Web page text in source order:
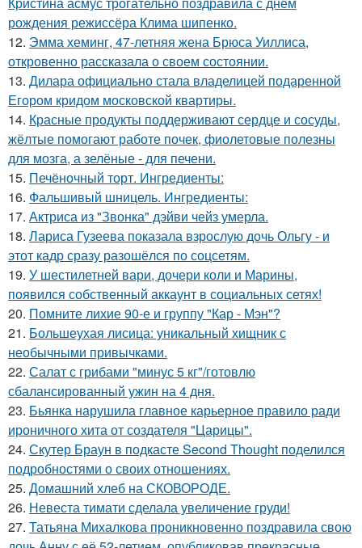
рождения режиссёра Клима шипенко.
12. Эмма хеминг, 47-летняя жена Брюса Уиллиса,
откровенно рассказала о своем состоянии.
13. Дилара официально стала владелицей подаренной
Егором кридом московской квартиры.
14. Красные продукты поддерживают сердце и сосуды,
жёлтые помогают работе почек, фиолетовые полезны
для мозга, а зелёные - для печени.
15. Печёночный торт. Ингредиенты:
16. Фальшивый шницель. Ингредиенты:
17. Актриса из "Звонка" дэйви чейз умерла.
18. Лариса Гузеева показала взрослую дочь Ольгу - и
этот кадр сразу разошёлся по соцсетям.
19. У шестилетней вари, дочери коли и Марины,
появился собственный аккаунт в социальных сетях!
20. Помните лихие 90-е и группу "Кар - Мэн"?
21. Большеухая лисица: уникальный хищник с
необычными привычками.
22. Салат с грибами "минус 5 кг"/готовлю
сбалансированный ужин на 4 дня.
23. Бьянка нарушила главное карьерное правило ради
ироничного хита от создателя "Царицы".
24. Скутер Браун в подкасте Second Thought поделился
подробностями о своих отношениях.
25. Домашний хлеб на СКОВОРОДЕ.
26. Невеста тимати сделала увеличение груди!
27. Татьяна Михалкова проникновенно поздравила свою